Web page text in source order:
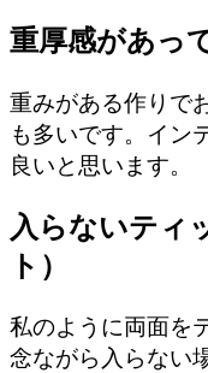
重厚感があっ
重みがある作りで
も多いです。イン
良いと思います。
入らないティ
ト）
私のように両面を
念ながら入らない